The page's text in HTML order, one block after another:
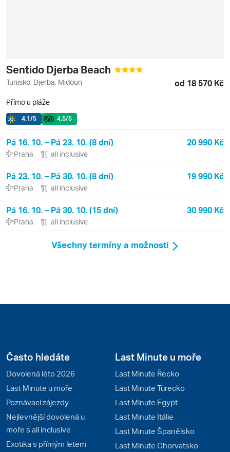
Sentido Djerba Beach
Tunisko, Djerba, Midoun od 18 570 Kč
Přímo u pláže
4.1/5 4.5/5
Pá 16. 10. – Pá 23. 10. (8 dní) 20 990 Kč
Praha all inclusive
Pá 23. 10. – Pá 30. 10. (8 dní) 19 990 Kč
Praha all inclusive
Pá 16. 10. – Pá 30. 10. (15 dní) 30 990 Kč
Praha all inclusive
Všechny termíny a možnosti
Často hledáte
Dovolená léto 2026
Last Minute u moře
Poznávací zájezdy
Nejlevnější dovolená u
moře s all inclusive
Exotika s přímým letem
Last Minute u moře
Last Minute Řecko
Last Minute Turecko
Last Minute Egypt
Last Minute Itálie
Last Minute Španělsko
Last Minute Chorvatsko